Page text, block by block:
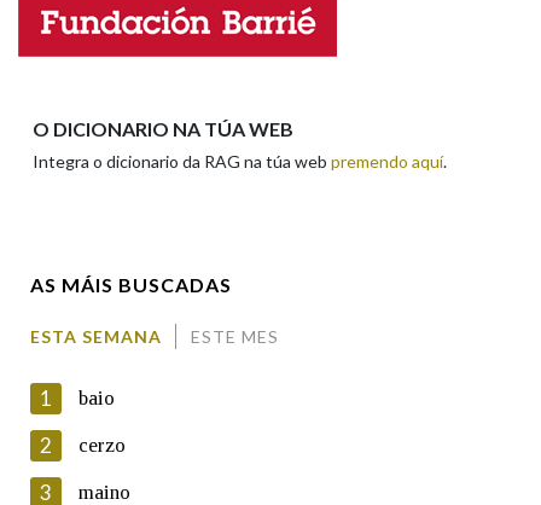
Nome
O DICIONARIO NA TÚA WEB
Integra o dicionario da RAG na túa web premendo aquí.
AS MÁIS BUSCADAS
ESTA SEMANA ESTE MES
1 baio
2 cerzo
3 maino